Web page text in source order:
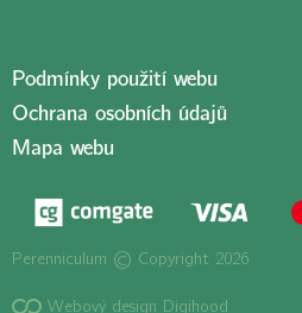
Podmínky použití webu
Ochrana osobních údajů
Mapa webu
Perenniculum © Copyright 2026
Webový design Digihood